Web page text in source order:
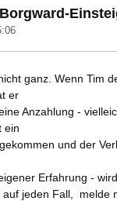
ganz. Wenn Tim
er
Anzahlung -
ein
und der
Erfahrung -
jeden Fall, melde